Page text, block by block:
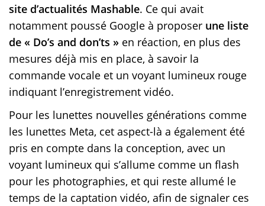
site d’actualités Mashable. Ce qui avait
notamment poussé Google à proposer une liste
de « Do’s and don’ts » en réaction, en plus des
mesures déjà mis en place, à savoir la
commande vocale et un voyant lumineux rouge
indiquant l’enregistrement vidéo.
Pour les lunettes nouvelles générations comme
les lunettes Meta, cet aspect-là a également été
pris en compte dans la conception, avec un
voyant lumineux qui s’allume comme un flash
pour les photographies, et qui reste allumé le
temps de la captation vidéo, afin de signaler ces